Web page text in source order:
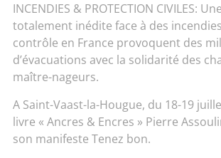
INCENDIES & PROTECTION CIVILES:
totalement inédite face à des
contrôle en France provoquent des
d’évacuations avec la solidarité des
maître-nageurs.
A Saint-Vaast-la-Hougue, du 18-19
livre « Ancres & Encres » Pierre
son manifeste Tenez bon.